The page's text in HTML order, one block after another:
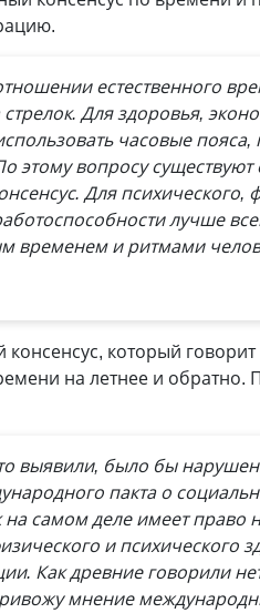
естественного
стрелок. Для здоровья,
часовые
этому вопросу
Для психического,
лучше
временем и ритмами
который говорит
на летнее и обратно.
выявили, было бы
пакта о
на самом деле имеет
и психического
Как древние говорили
мнение